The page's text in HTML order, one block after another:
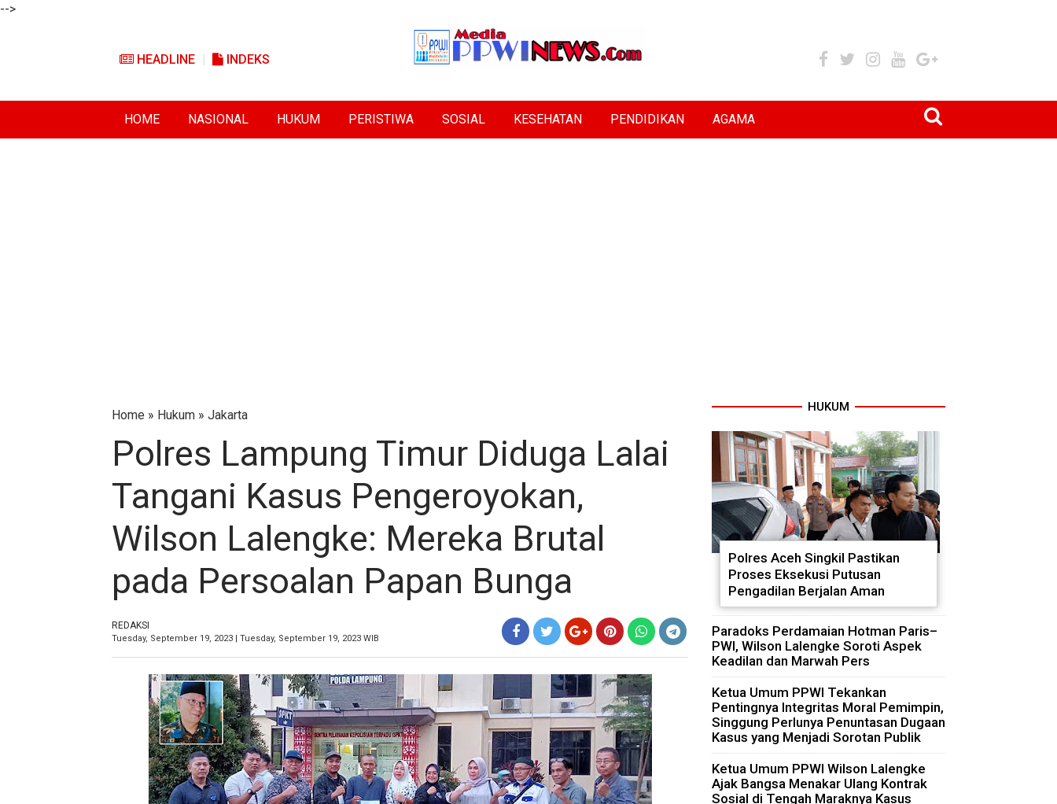
-->
HEADLINE INDEKS
HOME NASIONAL HUKUM PERISTIWA SOSIAL KESEHATAN PENDIDIKAN AGAMA
Home » Hukum » Jakarta
Polres Lampung Timur Diduga Lalai
Tangani Kasus Pengeroyokan,
Wilson Lalengke: Mereka Brutal
pada Persoalan Papan Bunga
REDAKSI
Tuesday, September 19, 2023 | Tuesday, September 19, 2023 WIB
HUKUM
Polres Aceh Singkil Pastikan
Proses Eksekusi Putusan
Pengadilan Berjalan Aman
Paradoks Perdamaian Hotman Paris–
PWI, Wilson Lalengke Soroti Aspek
Keadilan dan Marwah Pers
Ketua Umum PPWI Tekankan
Pentingnya Integritas Moral Pemimpin,
Singgung Perlunya Penuntasan Dugaan
Kasus yang Menjadi Sorotan Publik
Ketua Umum PPWI Wilson Lalengke
Ajak Bangsa Menakar Ulang Kontrak
Sosial di Tengah Maraknya Kasus